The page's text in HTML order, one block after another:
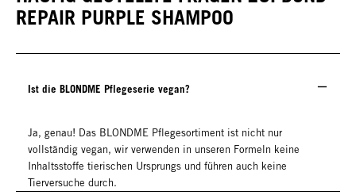
REPAIR PURPLE SHAMPOO
Ist die BLONDME Pflegeserie vegan?
Ja, genau! Das BLONDME Pflegesortiment ist nicht nur
vollständig vegan, wir verwenden in unseren Formeln keine
Inhaltsstoffe tierischen Ursprungs und führen auch keine
Tierversuche durch.